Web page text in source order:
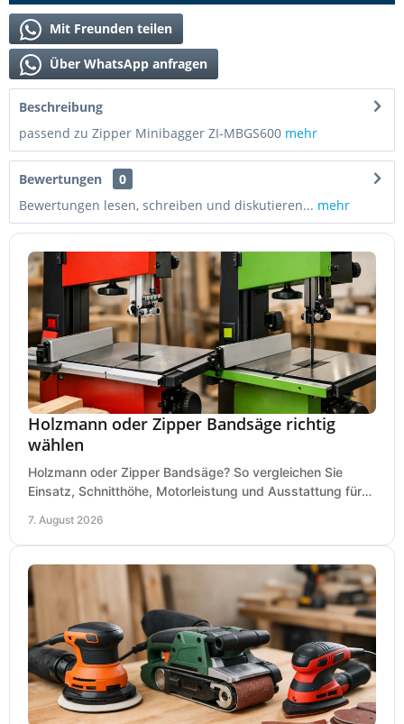
Mit Freunden teilen
Über WhatsApp anfragen
Beschreibung
passend zu Zipper Minibagger ZI-MBGS600 mehr
Bewertungen
0
Bewertungen lesen, schreiben und diskutieren... mehr
Holzmann oder Zipper Bandsäge richtig
wählen
Holzmann oder Zipper Bandsäge? So vergleichen Sie
Einsatz, Schnitthöhe, Motorleistung und Ausstattung für
7. August 2026